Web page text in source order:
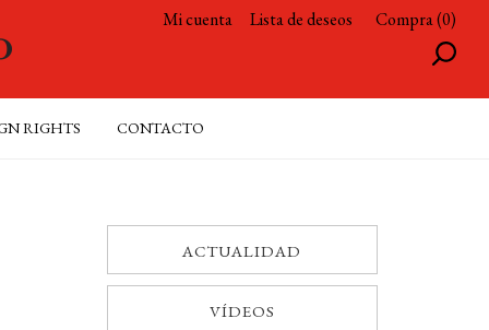
Mi cuenta Lista de deseos Compra (0)
RIGHTS CONTACTO
ACTUALIDAD
VÍDEOS